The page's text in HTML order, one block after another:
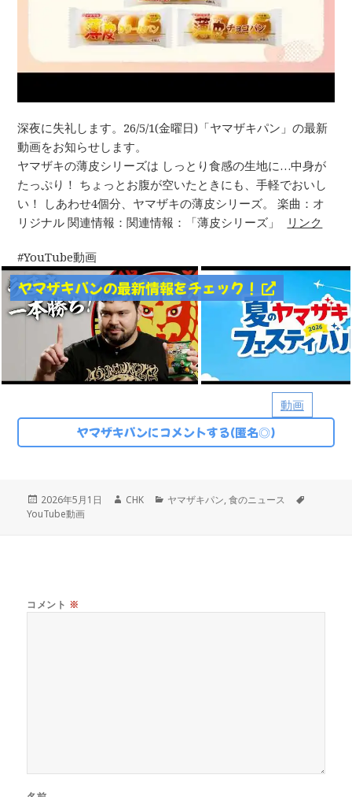
深夜に失礼します。26/5/1(金曜日)「ヤマザキパン」の最新
動画をお知らせします。
ヤマザキの薄皮シリーズは しっとり食感の生地に…中身が
たっぷり！ ちょっとお腹が空いたときにも、手軽でおいし
い！ しあわせ4個分、ヤマザキの薄皮シリーズ。 楽曲：オ
リジナル 関連情報：関連情報：「薄皮シリーズ」
リンク
動画
YouTube動画
ヤマザキパンの最新情報をチェック！
ヤマザキパンにコメントする(匿名◎)
投
稿
2026年5月1日
作
CHK
カ
ヤマザキパン,食のニュース
YouTube動画
コメント ※